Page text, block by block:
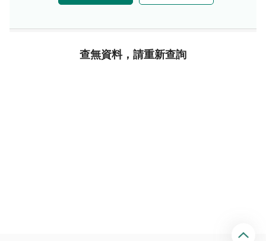
查無資料，請重新查詢
回
頂
端